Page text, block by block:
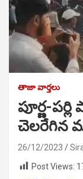
తాజా వార్తలు
పూర్ణ-
చెలరేగిన
26/12/2023
Post Views: